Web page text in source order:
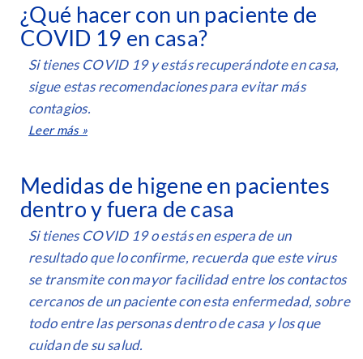
¿Qué hacer con un paciente de
COVID 19 en casa?
Si tienes COVID 19 y estás recuperándote en casa,
sigue estas recomendaciones para evitar más
contagios.
Leer más »
Medidas de higene en pacientes
dentro y fuera de casa
Si tienes COVID 19 o estás en espera de un
resultado que lo confirme, recuerda que este virus
se transmite con mayor facilidad entre los contactos
cercanos de un paciente con esta enfermedad, sobre
todo entre las personas dentro de casa y los que
cuidan de su salud.